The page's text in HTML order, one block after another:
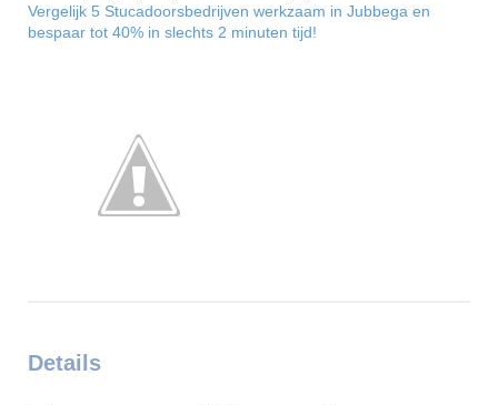
Vergelijk 5 Stucadoorsbedrijven werkzaam in Jubbega en
bespaar tot 40% in slechts 2 minuten tijd!
Details